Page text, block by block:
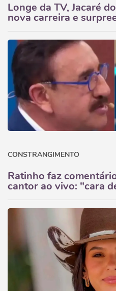
Longe da TV, Jacaré
nova carreira e
CONSTRANGIMENTO
Ratinho faz
cantor ao vivo: "cara